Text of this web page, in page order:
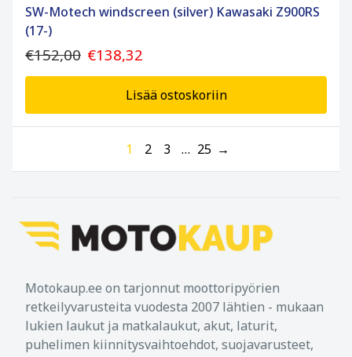
SW-Motech windscreen (silver) Kawasaki Z900RS
(17-)
€152,00 €138,32
Lisää ostoskoriin
1 2 3 … 25 →
Motokaup.ee on tarjonnut moottoripyörien
retkeilyvarusteita vuodesta 2007 lähtien - mukaan
lukien laukut ja matkalaukut, akut, laturit,
puhelimen kiinnitysvaihtoehdot, suojavarusteet,